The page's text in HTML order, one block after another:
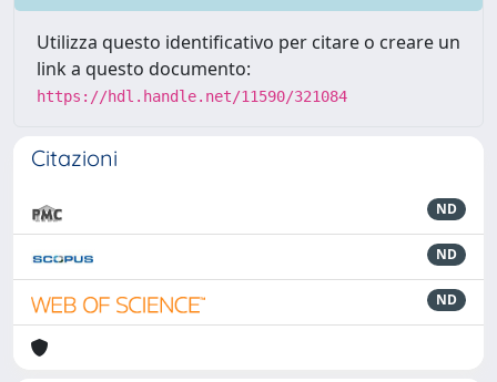
Utilizza questo identificativo per citare o creare un
link a questo documento:
https://hdl.handle.net/11590/321084
Citazioni
ND
ND
ND